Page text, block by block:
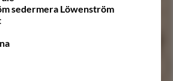
sedermera Löwenström